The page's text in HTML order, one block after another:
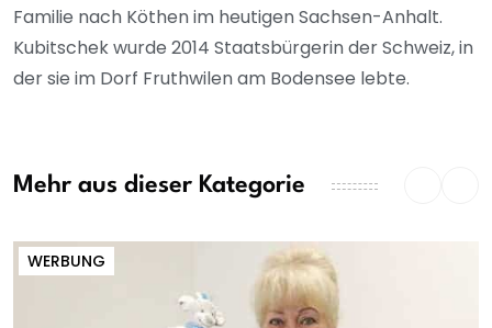
Familie nach Köthen im heutigen Sachsen-Anhalt.
Kubitschek wurde 2014 Staatsbürgerin der Schweiz, in
der sie im Dorf Fruthwilen am Bodensee lebte.
Mehr aus dieser Kategorie
WERBUNG